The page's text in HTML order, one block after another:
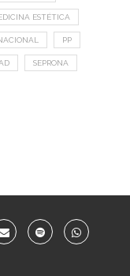
ESTÉTICA
PP
SEPRONA